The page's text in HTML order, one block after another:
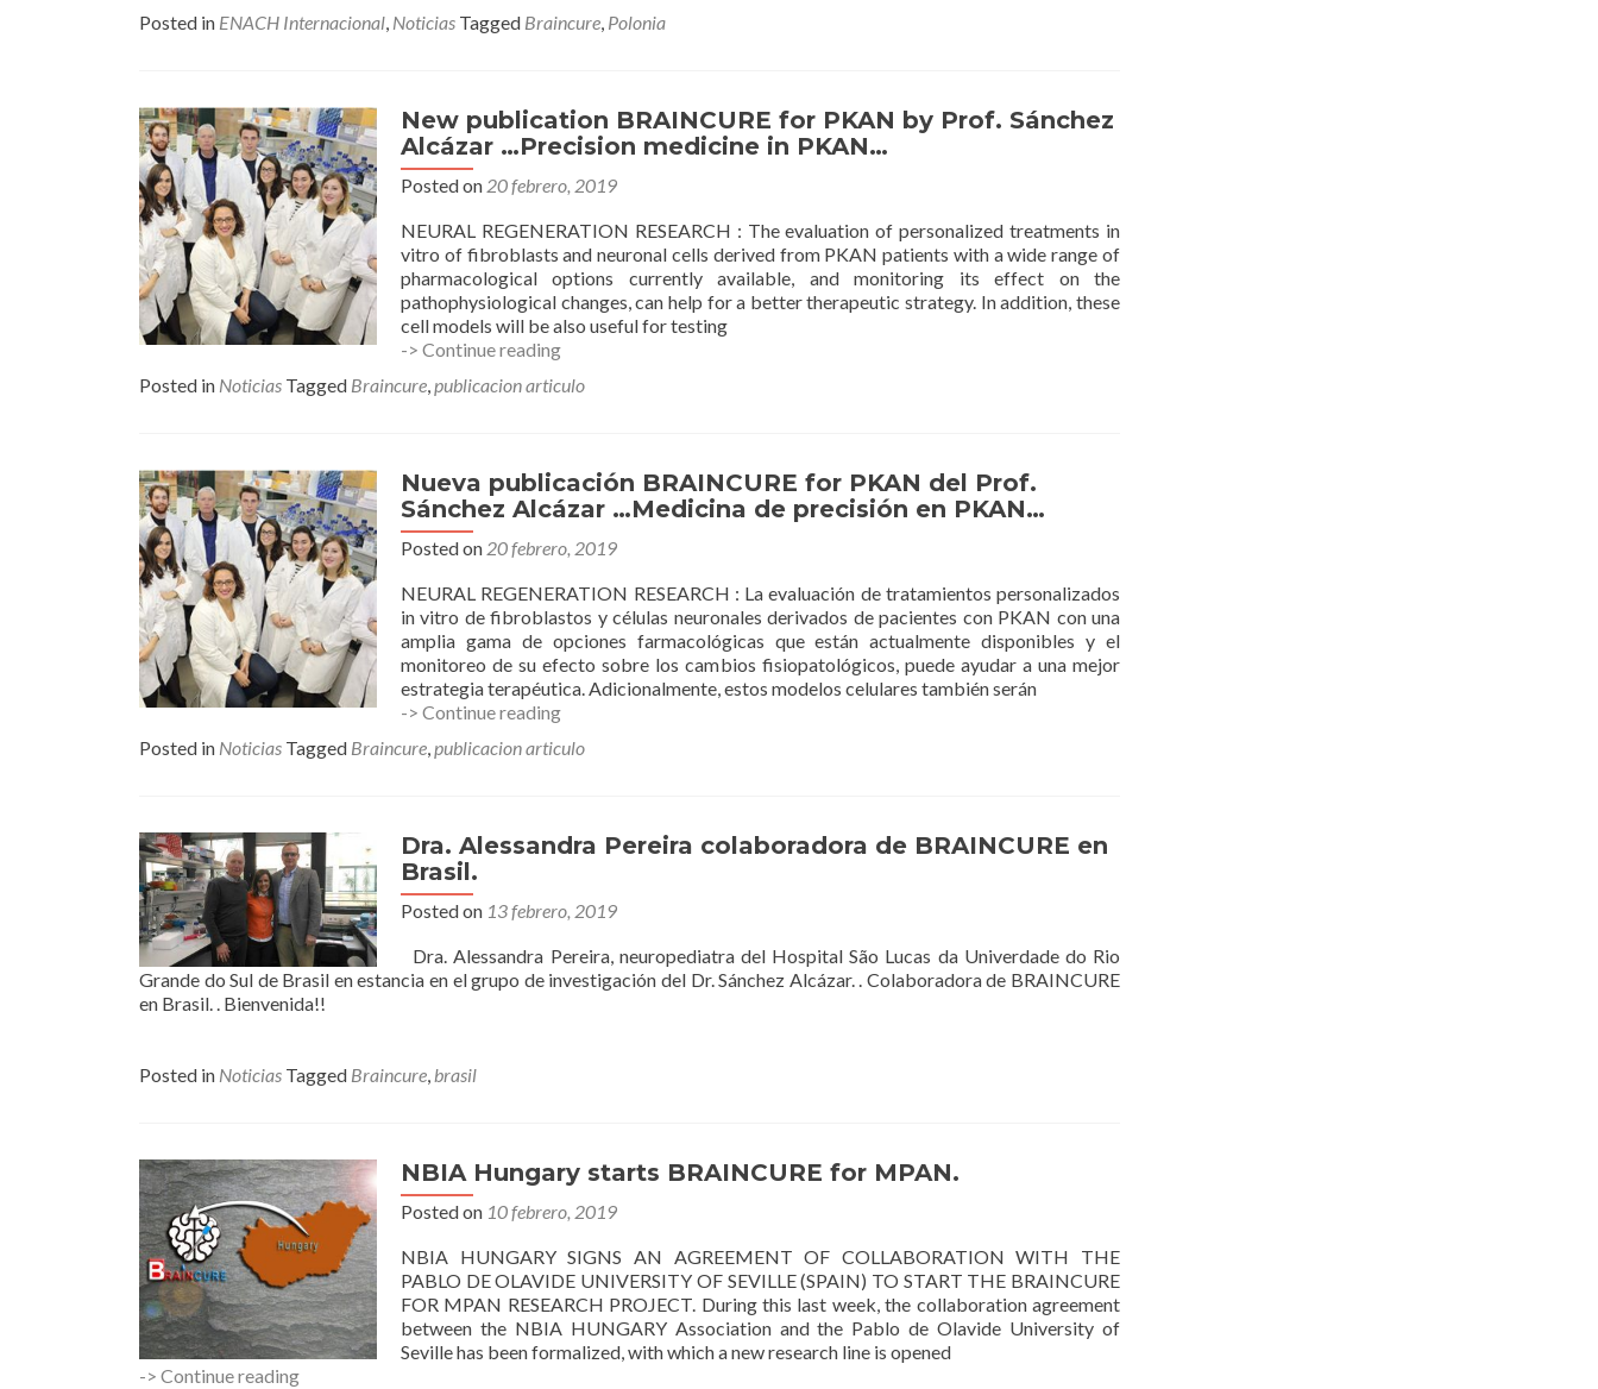
firma
apoyando
el
Proyecto
BRAINCURE.
Posted in ENACH Internacional, Noticias Tagged Braincure, Polonia
New publication BRAINCURE for PKAN by Prof. Sánchez
Alcázar …Precision medicine in PKAN…
Posted on 20 febrero, 2019
NEURAL REGENERATION RESEARCH : The evaluation of personalized treatments in
vitro of fibroblasts and neuronal cells derived from PKAN patients with a wide range of
pharmacological options currently available, and monitoring its effect on the
pathophysiological changes, can help for a better therapeutic strategy. In addition, these
cell models will be also useful for testing
-> Continue readingNew
BRAINCURE
Prof.
Sánchez
Alcázar
…
Precision
medicine
in
PKAN…
Posted in Noticias Tagged Braincure,publicacion articulo
Nueva publicación BRAINCURE for PKAN del Prof.
Sánchez Alcázar …Medicina de precisión en PKAN…
Posted on 20 febrero, 2019
NEURAL REGENERATION RESEARCH : La evaluación de tratamientos personalizados
in vitro de fibroblastos y células neuronales derivados de pacientes con PKAN con una
amplia gama de opciones farmacológicas que están actualmente disponibles y el
monitoreo de su efecto sobre los cambios fisiopatológicos, puede ayudar a una mejor
estrategia terapéutica. Adicionalmente, estos modelos celulares también serán
-> Continue readingNueva
BRAINCURE
Prof.
Alcázar
…
Medicina
de
precisión
Posted in Noticias Tagged Braincure,publicacion articulo
Dra. Alessandra Pereira colaboradora de BRAINCURE en
Brasil.
Posted on 13 febrero, 2019
Dra. Alessandra Pereira, neuropediatra del Hospital São Lucas da Univerdade do Rio
Grande do Sul de Brasil en estancia en el grupo de investigación del Dr. Sánchez Alcázar. . Colaboradora de BRAINCURE
en Brasil. . Bienvenida!!
Posted in Noticias Tagged Braincure, brasil
NBIA Hungary starts BRAINCURE for MPAN.
Posted on 10 febrero, 2019
NBIA HUNGARY SIGNS AN AGREEMENT OF COLLABORATION WITH THE
PABLO DE OLAVIDE UNIVERSITY OF SEVILLE (SPAIN) TO START THE BRAINCURE
FOR MPAN RESEARCH PROJECT. During this last week, the collaboration agreement
between the NBIA HUNGARY Association and the Pablo de Olavide University of
Seville has been formalized, with which a new research line is opened
-> Continue readingNBIA